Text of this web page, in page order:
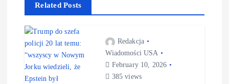
Related Posts
Redakcja
Wiadomości USA
February 10, 2026
385 views